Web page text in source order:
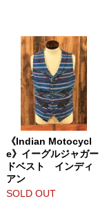
《Indian Motocycl
e》イーグルジャガー
ドベスト インディ
アン
SOLD OUT